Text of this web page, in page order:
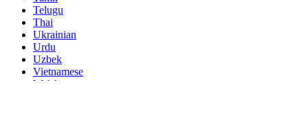
Telugu
Thai
Ukrainian
Urdu
Uzbek
Vietnamese
Welsh